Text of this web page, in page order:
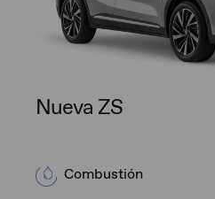
Nueva ZS
Combustión